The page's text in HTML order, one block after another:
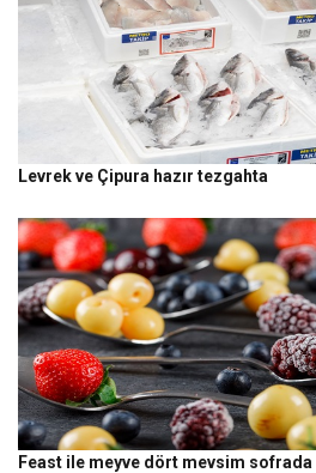
Levrek ve Çipura hazır tezgahta
Feast ile meyve dört mevsim sofrada